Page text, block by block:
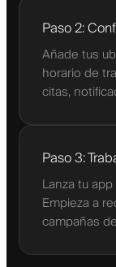
Paso 2:
Añade tus
horario de
citas,
Paso 3:
Lanza tu
Empieza a
campañas